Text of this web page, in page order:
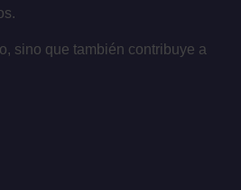
sino que también contribuye a